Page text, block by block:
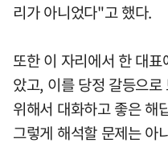
리가 아니었다"고 했다.
또한 이 자리에서 한 대
았고, 이를 당정 갈등으
위해서 대화하고 좋은
그렇게 해석할 문제는 아